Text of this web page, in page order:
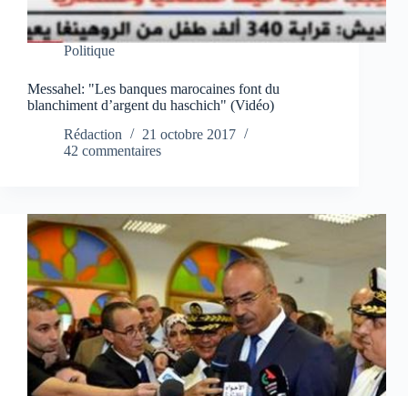
Politique
Messahel: "Les banques marocaines font du
blanchiment d’argent du haschich" (Vidéo)
Rédaction
21 octobre 2017
42 commentaires